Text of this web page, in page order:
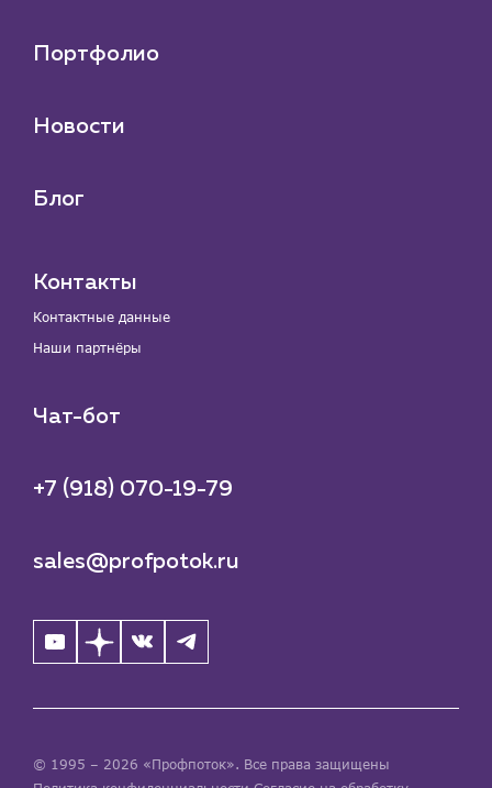
Портфолио
Новости
Блог
Контакты
Контактные данные
Наши партнёры
Чат-бот
+7 (918) 070-19-79
sales@profpotok.ru
© 1995 – 2026 «Профпоток». Все права защищены